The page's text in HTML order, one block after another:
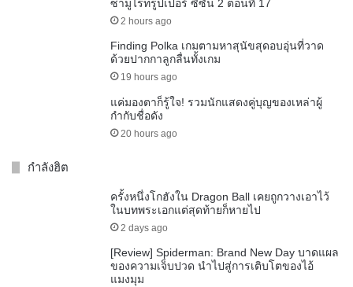
ซามูไรทรูปเปอร์ ซีซั่น 2 ตอนที่ 17
2 hours ago
Finding Polka เกมตามหาสุนัขสุดอบอุ่นที่วาด
ด้วยปากกาลูกลื่นทั้งเกม
19 hours ago
แค่มองตาก็รู้ใจ! รวมนักแสดงคู่บุญของเหล่าผู้
กำกับชื่อดัง
20 hours ago
กำลังฮิต
ครั้งหนึ่งโกฮังใน Dragon Ball เคยถูกวางเอาไว้
ในบทพระเอกแต่สุดท้ายก็หายไป
2 days ago
[Review] Spiderman: Brand New Day บาดแผล
ของความเจ็บปวด นำไปสู่การเติบโตของไอ้
แมงมุม